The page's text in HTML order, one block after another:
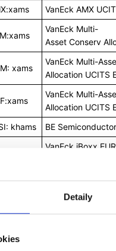
Detaily
VanEck AMX
VanEck Multi-
Asset Conserv
xams
VanEck Multi-
Allocation UCITS
VanEck Multi-
Allocation UCITS
khams BE
VanEck iBoxx
VanEckiBoxx
10 UCITS ETF
Akzo Nobel